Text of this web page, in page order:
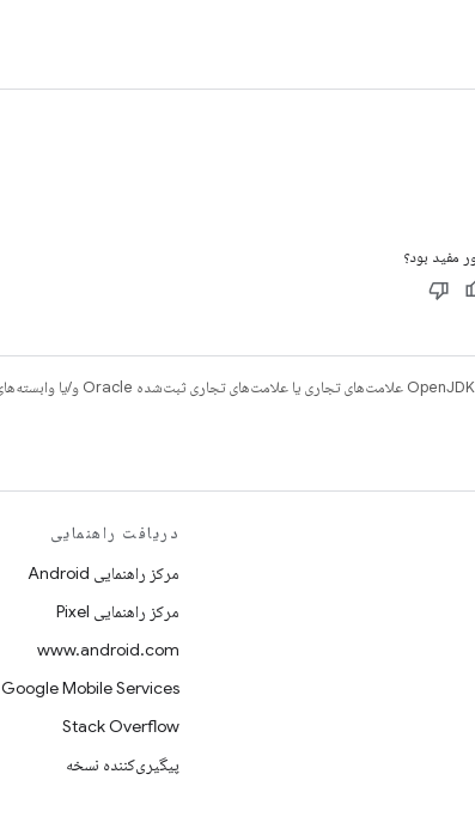
مفید بود؟
دریافت راهنمایی
مرکز راهنمایی Android
مرکز راهنمایی Pixel
www.android.com
Google Mobile Services
Stack Overflow
پیگیری‌کننده نسخه